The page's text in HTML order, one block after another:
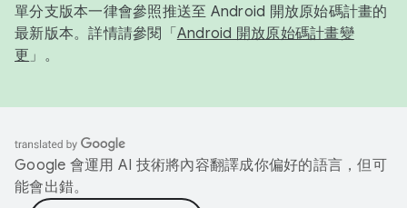
單分支版本一律會參照推送至 Android 開放原始碼計畫的
最新版本。詳情請參閱「 Android 開放原始碼計畫變
更 」。
Google 會運用 AI 技術將內容翻譯成你偏好的語言，但可
能會出錯。